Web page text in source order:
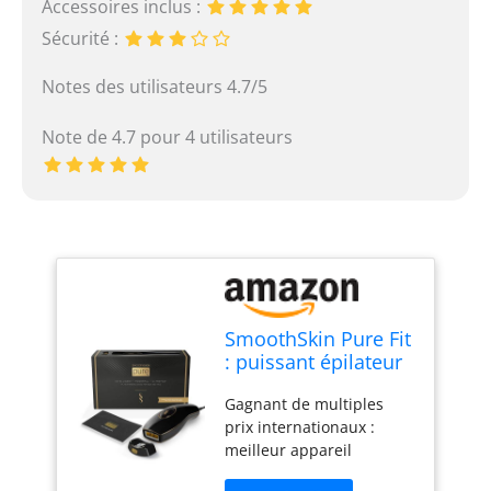
Accessoires inclus :
Sécurité :
Notes des utilisateurs 4.7/5
Note de 4.7 pour 4 utilisateurs
SmoothSkin Pure Fit
: puissant épilateur
pour corps et
visage. Résultats
durables pour
femmes et
Gagnant de multiples
prix internationaux :
meilleur appareil